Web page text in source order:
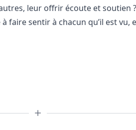
leur offrir écoute et soutien
faire sentir à chacun qu’il est vu,